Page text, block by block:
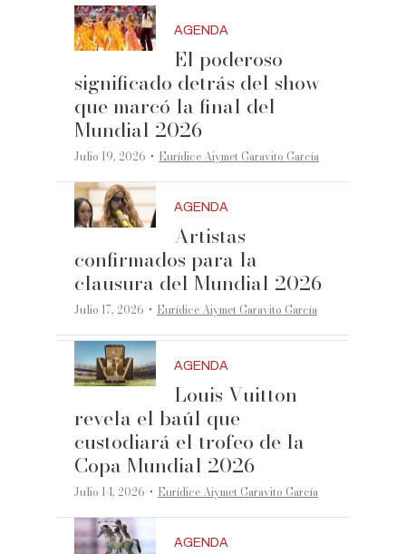
AGENDA
El poderoso
significado detrás del show
que marcó la final del
Mundial 2026
Julio 19, 2026 ·Eurídice Aiymet Garavito García
AGENDA
Artistas
confirmados para la
clausura del Mundial 2026
Julio 17, 2026 ·Eurídice Aiymet Garavito García
AGENDA
Louis Vuitton
revela el baúl que
custodiará el trofeo de la
Copa Mundial 2026
Julio 14, 2026 ·Eurídice Aiymet Garavito García
AGENDA